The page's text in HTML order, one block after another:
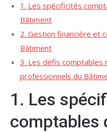
1. Les spécificités
Bâtiment
2. Gestion financière et
Bâtiment
3. Les défis comptables
professionnels du
1. Les
comptables